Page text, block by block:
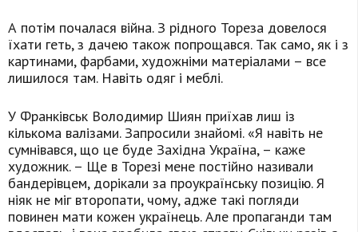
А потім почалася війна. З рідного Тореза довелося
їхати геть, з дачею також попрощався. Так само, як і з
картинами, фарбами, художніми матеріалами – все
лишилося там. Навіть одяг і меблі.
У Франківськ Володимир Шиян приїхав лиш із
кількома валізами. Запросили знайомі. «Я навіть не
сумнівався, що це буде Західна Україна, – каже
художник. – Ще в Торезі мене постійно називали
бандерівцем, дорікали за проукраїнську позицію. Я
ніяк не міг второпати, чому, адже такі погляди
повинен мати кожен українець. Але пропаганди там